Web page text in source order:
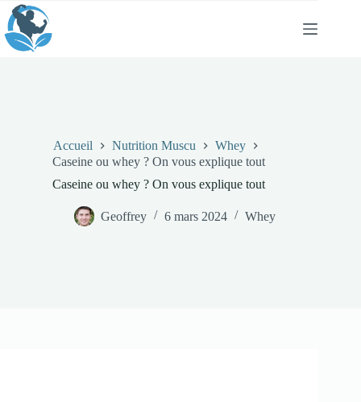
Passer
au
contenu
Accueil Nutrition Muscu
Whey
Caseine ou whey ? On vous explique tout
Caseine ou whey ? On vous explique tout
Geoffrey 6 mars 2024 Whey